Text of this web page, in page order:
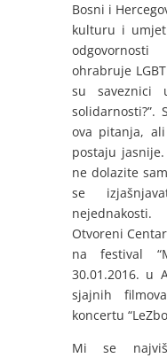
Bosni i
kulturu i
ohrabruje
su
solidarnosti?”.
ova pitanja,
postaju
ne dolazite
se
Otvoreni
na festival
30.01.2016. u
sjajnih
koncertu
Mi se